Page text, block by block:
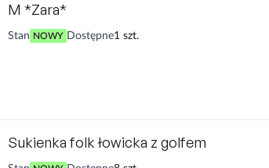
M *Zara*
Stan NOWY Dostępne1 szt.
Sukienka folk łowicka z golfem